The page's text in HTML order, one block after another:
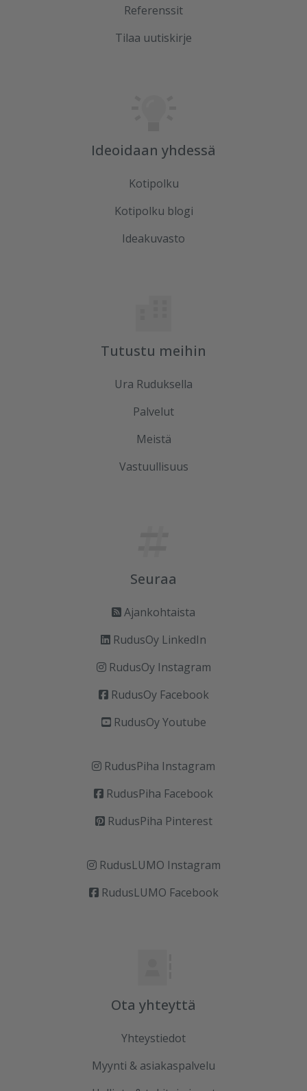
Referenssit
Tilaa uutiskirje
Ideoidaan yhdessä
Kotipolku
Kotipolku blogi
Ideakuvasto
Tutustu meihin
Ura Ruduksella
Palvelut
Meistä
Vastuullisuus
Seuraa
Ajankohtaista
RudusOy LinkedIn
RudusOy Instagram
RudusOy Facebook
RudusOy Youtube
RudusPiha Instagram
RudusPiha Facebook
RudusPiha Pinterest
RudusLUMO Instagram
RudusLUMO Facebook
Ota yhteyttä
Yhteystiedot
Myynti & asiakaspalvelu